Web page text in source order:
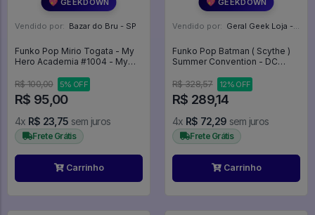
Vendido por: Bazar do Bru - SP
Funko Pop Mirio Togata - My
Hero Academia #1004 - My
R$ 100,00
5% OFF
R$ 95,00
4x R$ 23,75 sem juros
Frete Grátis
Carrinho
Vendido por: Geral Geek Loja - SP
Funko Pop Batman ( Scythe )
Summer Convention - DC
R$ 328,57
12% OFF
R$ 289,14
4x R$ 72,29 sem juros
Frete Grátis
Carrinho